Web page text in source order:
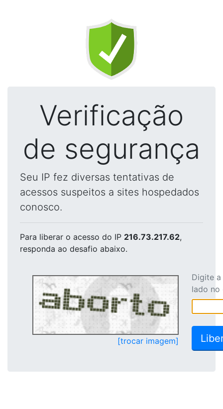
Verificação
de segurança
Seu IP fez diversas tentativas de
acessos suspeitos a sites hospedados
conosco.
Para liberar o acesso do IP 216.73.217.62,
responda ao desafio abaixo.
[trocar imagem]
Digite
lado no